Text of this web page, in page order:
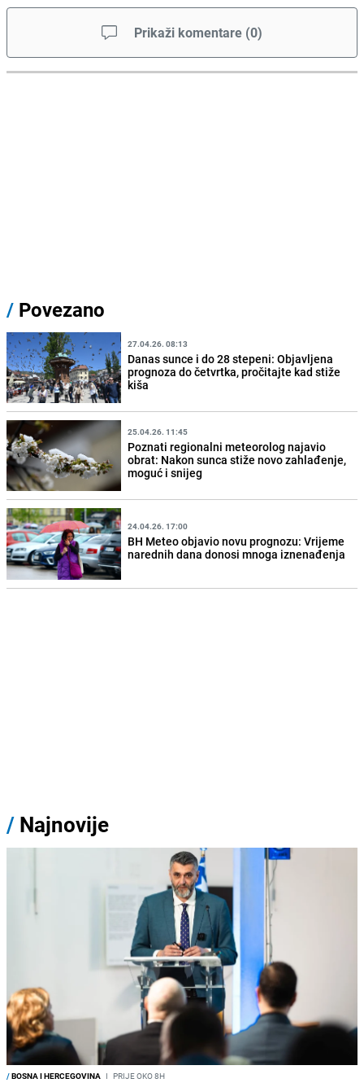
Prikaži komentare (0)
/ Povezano
27.04.26. 08:13
Danas sunce i do 28 stepeni: Objavljena
prognoza do četvrtka, pročitajte kad stiže
kiša
25.04.26. 11:45
Poznati regionalni meteorolog najavio
obrat: Nakon sunca stiže novo zahlađenje,
moguć i snijeg
24.04.26. 17:00
BH Meteo objavio novu prognozu: Vrijeme
narednih dana donosi mnoga iznenađenja
/ Najnovije
/BOSNA I HERCEGOVINA I PRIJE OKO 8H